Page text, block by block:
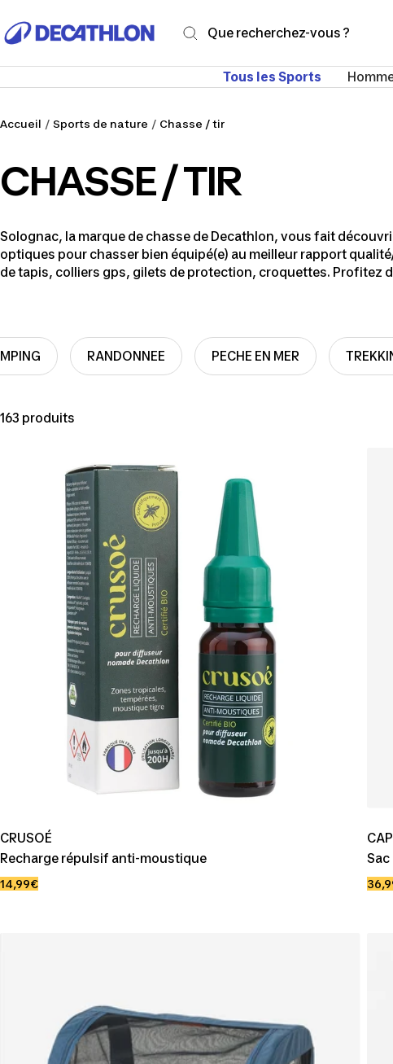
au
contenu
Decathlon
Martinique
Tous les Sports
Accueil Sports de nature Chasse / tir
CHASSE / TIR
Solognac, la marque de chasse de Decathlon, vous fait
optiques pour chasser bien équipé(e) au meilleur rapport
de tapis, colliers gps, gilets de protection, croquettes. Profitez
RANDONNEE PECHE EN MER
163 produits
CRUSOÉ
Recharge répulsif anti-moustique
Prix
14,99€
Prix